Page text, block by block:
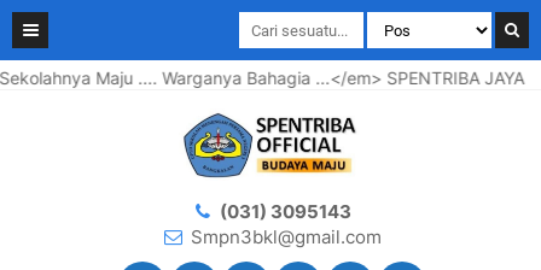
Warganya Bahagia ...</em> SPENTRIBA JAYA Selamat
(031) 3095143
Smpn3bkl@gmail.com